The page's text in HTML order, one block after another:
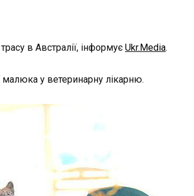
в Австралії, інформує Ukr.Media.
малюка у ветеринарну лікарню.